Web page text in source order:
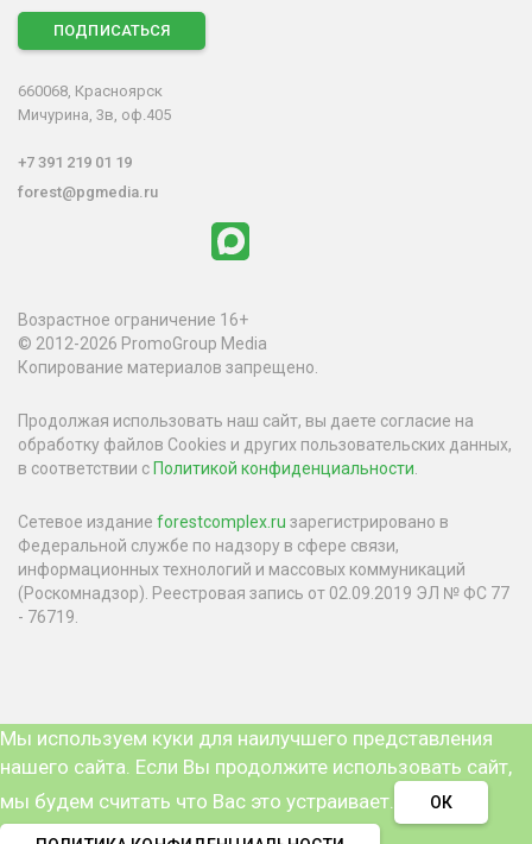
ПОДПИСАТЬСЯ
660068, Красноярск
Мичурина, 3в, оф.405
+7 391 219 01 19
forest@pgmedia.ru
Возрастное ограничение 16+
© 2012-2026 PromoGroup Media
Копирование материалов запрещено.
Продолжая использовать наш сайт, вы даете согласие на
обработку файлов Cookies и других пользовательских данных,
в соответствии с Политикой конфиденциальности.
Сетевое издание forestcomplex.ru зарегистрировано в
Федеральной службе по надзору в сфере связи,
информационных технологий и массовых коммуникаций
(Роскомнадзор). Реестровая запись от 02.09.2019 ЭЛ № ФС 77
- 76719.
Мы используем куки для наилучшего представления
нашего сайта. Если Вы продолжите использовать сайт,
мы будем считать что Вас это устраивает.
ОК